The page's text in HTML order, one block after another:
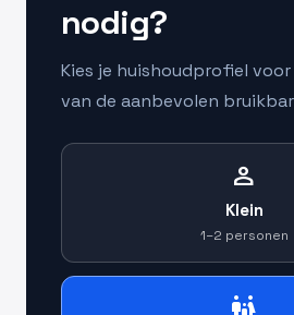
nodig?
Kies je huishoudprofiel
van de aanbevolen
person
Klein
1–2 personen